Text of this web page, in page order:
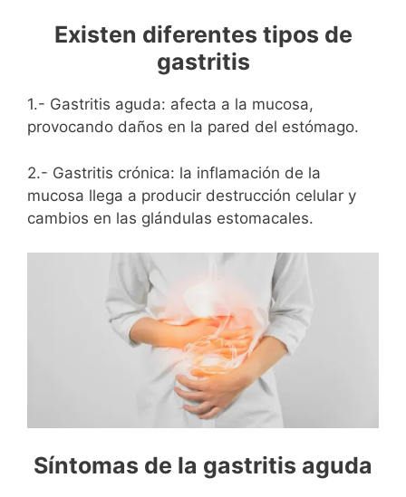
Existen diferentes tipos de
gastritis
1.- Gastritis aguda: afecta a la mucosa,
provocando daños en la pared del estómago.
2.- Gastritis crónica: la inflamación de la
mucosa llega a producir destrucción celular y
cambios en las glándulas estomacales.
Síntomas de la gastritis aguda